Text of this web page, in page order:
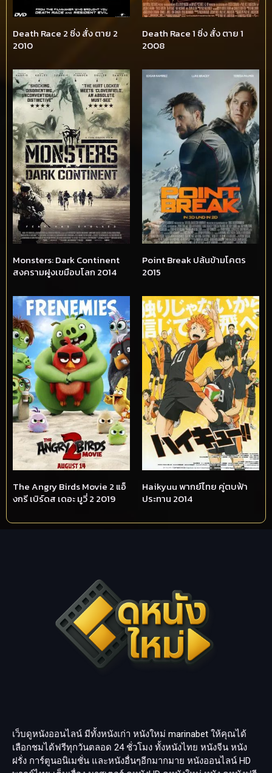
Death Race 2 ซิ่ง สั่ง ตาย 2
2010
Death Race 1 ซิ่ง สั่ง ตาย 1
2008
Monsters: Dark Continent
สงครามฝูงเขมือบโลก 2014
Point Break ปล้นข้ามโคตร
2015
The Angry Birds Movie 2 แอ็
งกรี เบิร์ดส เดอะ มูวี่ 2 2019
Haikyuu พากย์ไทย คู่ตบฟ้า
ประทาน 2014
เว็บดูหนังออนไลน์ มีทั้งหนังเก่า หนังใหม่ marinabet ให้คุณได้
เลือกชมได้ฟรีทุกวันตลอด 24 ชั่วโมง ทั้งหนังไทย หนังจีน หนัง
ฝรั่ง การ์ตูนอนิเมชั่น และหนังอื่นๆอีกมากมาย หนังออนไลน์ HD